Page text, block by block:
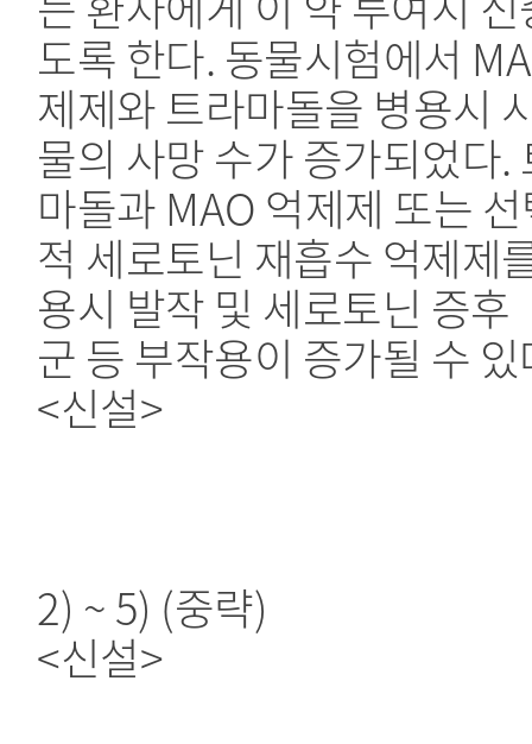
도록 한다. 동물시험에서
제제와 트라마돌을 병용시
물의 사망 수가 증가되었다.
마돌과 MAO 억제제 또는
적 세로토닌 재흡수 억제제
용시 발작 및 세로토닌 증후
군 등 부작용이 증가될 수
<신설>
2) ~ 5) (중략)
<신설>